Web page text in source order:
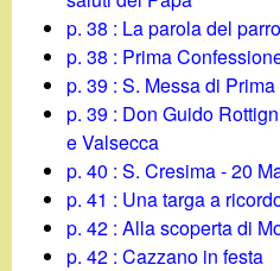
p. 38 : La parola del
p. 38 : Prima
p. 39 : S. Messa di
p. 39 : Don Guido
e Valsecca
p. 40 : S. Cresima - 20
p. 41 : Una targa a
p. 42 : Alla scoperta di
p. 42 : Cazzano in festa